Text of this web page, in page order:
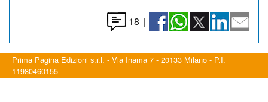
18 |
Prima Pagina Edizioni s.r.l. - Via Inama 7 - 20133 Milano - P.I.
11980460155